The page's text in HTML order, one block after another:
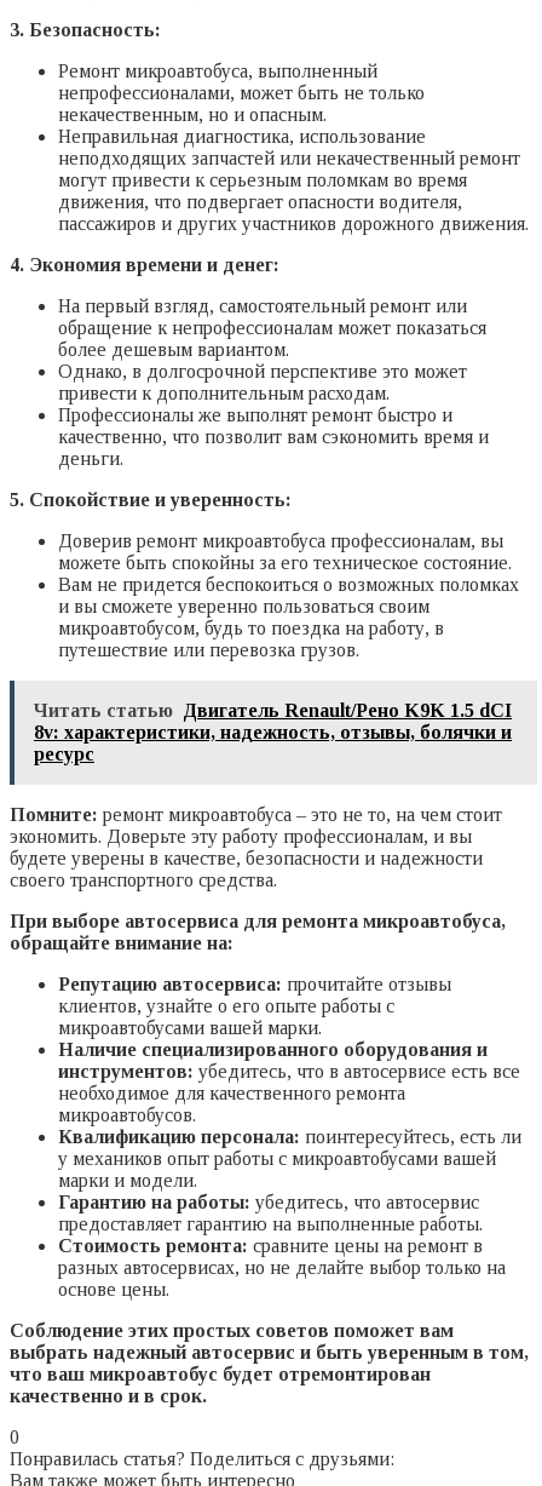
3. Безопасность:
Ремонт микроавтобуса, выполненный
непрофессионалами, может быть не только
некачественным, но и опасным.
Неправильная диагностика, использование
неподходящих запчастей или некачественный ремонт
могут привести к серьезным поломкам во время
движения, что подвергает опасности водителя,
пассажиров и других участников дорожного движения.
4. Экономия времени и денег:
На первый взгляд, самостоятельный ремонт или
обращение к непрофессионалам может показаться
более дешевым вариантом.
Однако, в долгосрочной перспективе это может
привести к дополнительным расходам.
Профессионалы же выполнят ремонт быстро и
качественно, что позволит вам сэкономить время и
деньги.
5. Спокойствие и уверенность:
Доверив ремонт микроавтобуса профессионалам, вы
можете быть спокойны за его техническое состояние.
Вам не придется беспокоиться о возможных поломках
и вы сможете уверенно пользоваться своим
микроавтобусом, будь то поездка на работу, в
путешествие или перевозка грузов.
Читать статью Двигатель Renault/Рено K9K 1.5 dCI
8v: характеристики, надежность, отзывы, болячки и
ресурс
Помните: ремонт микроавтобуса – это не то, на чем стоит
экономить. Доверьте эту работу профессионалам, и вы
будете уверены в качестве, безопасности и надежности
своего транспортного средства.
При выборе автосервиса для ремонта микроавтобуса,
обращайте внимание на:
Репутацию автосервиса: прочитайте отзывы
клиентов, узнайте о его опыте работы с
микроавтобусами вашей марки.
Наличие специализированного оборудования и
инструментов: убедитесь, что в автосервисе есть все
необходимое для качественного ремонта
микроавтобусов.
Квалификацию персонала: поинтересуйтесь, есть ли
у механиков опыт работы с микроавтобусами вашей
марки и модели.
Гарантию на работы: убедитесь, что автосервис
предоставляет гарантию на выполненные работы.
Стоимость ремонта: сравните цены на ремонт в
разных автосервисах, но не делайте выбор только на
основе цены.
Соблюдение этих простых советов поможет вам
выбрать надежный автосервис и быть уверенным в том,
что ваш микроавтобус будет отремонтирован
качественно и в срок.
0
Понравилась статья? Поделиться с друзьями:
Вам также может быть интересно